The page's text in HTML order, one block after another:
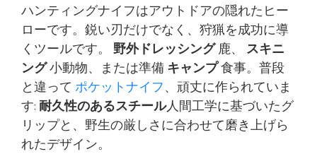
ハンティングナイフはアウトドアの隠れたヒー
ローです。鋭い刃だけでなく、狩猟を成功に導
くツールです。 野外ドレッシング鹿、 スキニ
ング小動物、または準備キャンプ食事。普段
と違って ポケットナイフ、頑丈に作られていま
す:耐久性のあるスチール人間工学に基づいたグ
リップと、野生の厳しさに合わせて磨き上げら
れたデザイン。